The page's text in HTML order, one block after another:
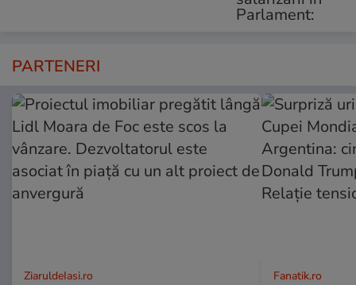
PARTENERI
ZiaruldeIasi.ro Fanatik.ro